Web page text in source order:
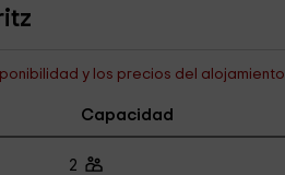
y los precios del alojamiento
Capacidad
2